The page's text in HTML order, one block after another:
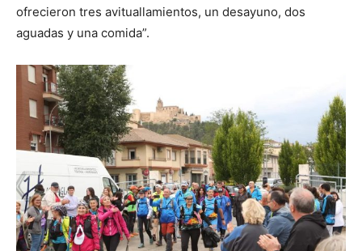
ofrecieron tres avituallamientos, un desayuno, dos
aguadas y una comida”.